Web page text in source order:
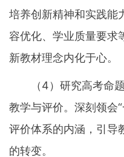
培养创新精神和实践能
容优化、学业质量要求
新教材理念内化于心。
（4）研究高考命
教学与评价。深刻领会“
评价体系的内涵，引导
的转变。